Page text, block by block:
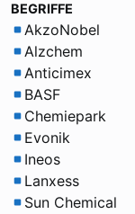
BEGRIFFE
AkzoNobel
Alzchem
Anticimex
BASF
Chemiepark
Evonik
Ineos
Lanxess
Sun Chemical